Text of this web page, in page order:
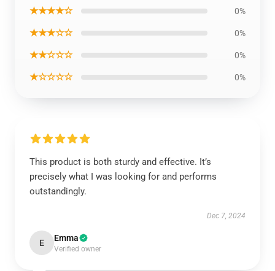
★★★★☆ 0%
★★★☆☆ 0%
★★☆☆☆ 0%
★☆☆☆☆ 0%
This product is both sturdy and effective. It’s
precisely what I was looking for and performs
outstandingly.
Dec 7, 2024
E Emma
Verified owner